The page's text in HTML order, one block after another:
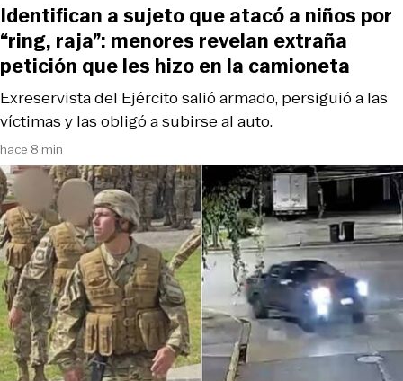
hace 8 min
Exreservista del Ejército salió armado, persiguió a las
víctimas y las obligó a subirse al auto.
Identifican a sujeto que atacó a niños por
“ring, raja”: menores revelan extraña
petición que les hizo en la camioneta